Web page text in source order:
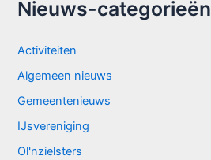
Nieuws-categorieën
Activiteiten
Algemeen nieuws
Gemeentenieuws
IJsvereniging
Ol'nzielsters